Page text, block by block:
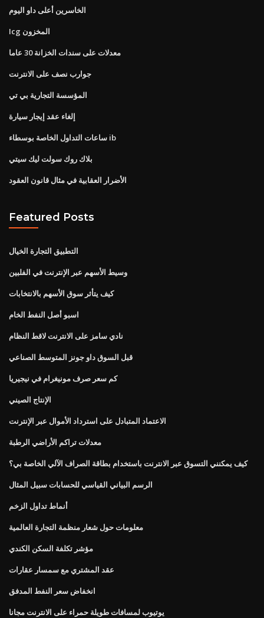
الخاسرين أعلى داو اليوم
Icg المخزون
معدلات على سندات الخزانة 30 عاما
جوارب نصف على الانترنت
المؤسسة التجارية بي تي
إلغاء عقد إيجار سيارة
ساعات التداول الخاصة بوسطاء ib
بلاك روك سولت ليك سيتي
الأضرار العقابية في مثال قانون العقود
Featured Posts
التطبيق التجارة الخيال
وسيط الأسهم عبر الإنترنت في الفلبين
كيف يتأثر سوق الأسهم بالانتخابات
اسبو أصل النفط الخام
نادي سامز على الانترنت لاقط النظام
قبل السوق داو جونز المتوسط ​​الصناعي
كم سعر صرف مونيغرام في نيجيريا
الإنتاج الصيني
الاعتماد المتبادل على استرداد الأموال عبر الإنترنت
معدلات تراكم الأراضي الرطبة
كيف يمكنني التسوق عبر الانترنت باستخدام بطاقة الصراف الآلي الخاصة بي؟
الرسم البياني القياسي للحسابات سبيل المثال
أنماط تداول الزخم
معلومات حول شعار منظمة التجارة العالمية
مؤشر تكلفة السكن الكندي
عقد المشتري مع سمسار عقارات
انخفاض سعر النفط المدفق
يوتيوب لمسافات طويلة حمراء على الانترنت مجانا